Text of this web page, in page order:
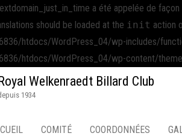
a été appelée de façon
should be loaded at the init action
htdocs/WordPress_04/wp-includes/
htdocs/WordPress_04/wp-content/
Welkenraedt Billard Club
1934
COMITÉ COORDONNÉES